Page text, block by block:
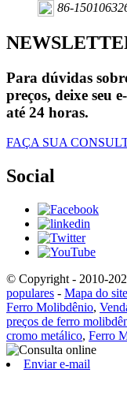
86-
Para dúvidas
preços, deixe seu
até 24 horas.
FAÇA SUA
Social
© Copyright - 2010-
populares - Mapa do site
Ferro Molibdênio,
preços de ferro
cromo metálico, Ferro
Enviar e-mail